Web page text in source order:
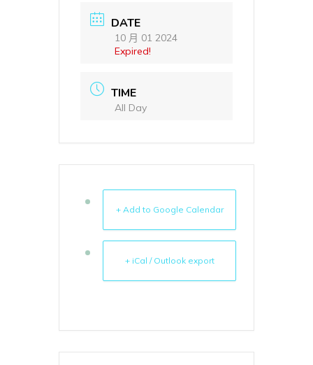
DATE
10 月 01 2024
Expired!
TIME
All Day
+ Add to Google Calendar
+ iCal / Outlook export